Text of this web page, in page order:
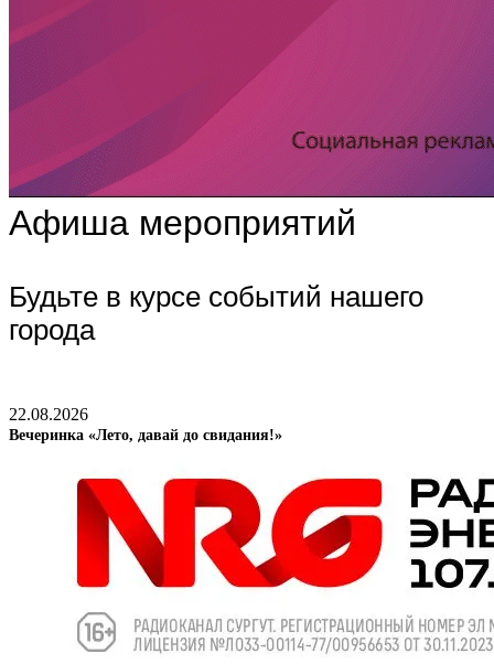
Афиша мероприятий
Будьте в курсе событий нашего
города
22.08.2026
Вечеринка «Лето, давай до свидания!»